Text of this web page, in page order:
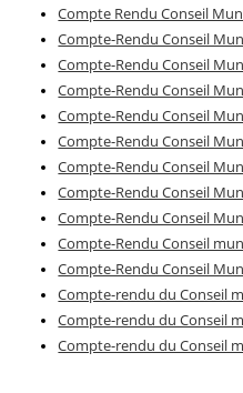
Compte Rendu Conseil
Compte-Rendu Conseil
Compte-Rendu Conseil
Compte-Rendu Conseil
Compte-Rendu Conseil
Compte-Rendu Conseil
Compte-Rendu Conseil
Compte-Rendu Conseil
Compte-Rendu Conseil
Compte-Rendu Conseil
Compte-Rendu Conseil
Compte-rendu du Conseil
Compte-rendu du Conseil
Compte-rendu du Conseil